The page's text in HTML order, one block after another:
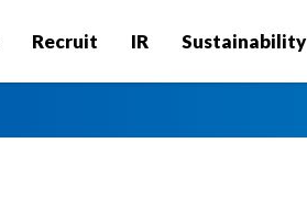
Recruit IR Sustainability